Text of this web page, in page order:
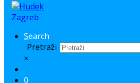
Search
Pretraži
×
0